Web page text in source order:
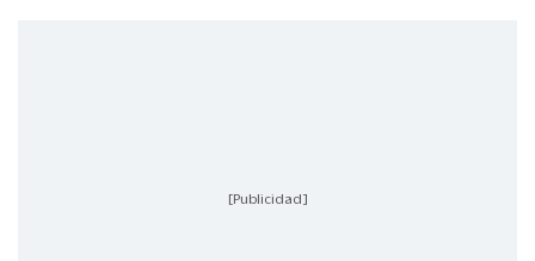
[Publicidad]